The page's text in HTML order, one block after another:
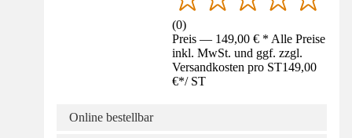
(0)
Preis — 149,00 € * Alle Preise
inkl. MwSt. und ggf. zzgl.
Versandkosten pro ST149,00
€*/ ST
Online bestellbar